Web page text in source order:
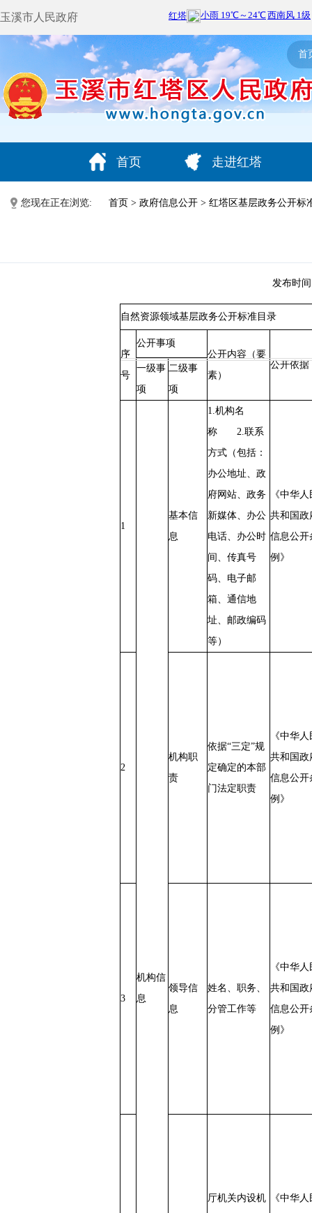
玉溪市人民政府
首
首页 走进红塔
您现在正在浏览: 首页 > 政府信息公开 > 红塔区基层政务公开标
发布时间
自然资源领域基层政务公开标准目录
序
号
公开事项
公开内容（要
素）
公开依据
一级事
项
二级事
项
1
机构信
息
基本信
息
1.机构名
称 2.联系
方式（包括：
办公地址、政
府网站、政务
新媒体、办公
电话、办公时
间、传真号
码、电子邮
箱、通信地
址、邮政编码
等）
《中华人
共和国政
信息公开
例》
2
机构职
责
依据“三定”规
定确定的本部
门法定职责
《中华人
共和国政
信息公开
例》
3
领导信
息
姓名、职务、
分管工作等
《中华人
共和国政
信息公开
例》
厅机关内设机
《中华人